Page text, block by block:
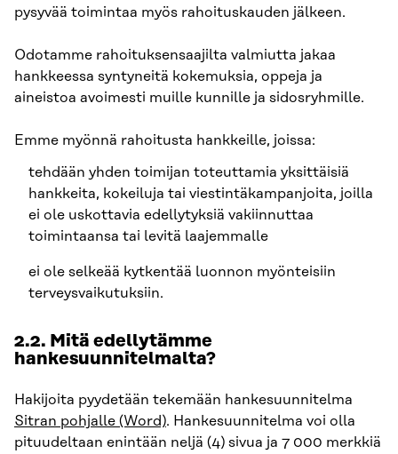
pysyvää toimintaa myös rahoituskauden jälkeen.
Odotamme rahoituksensaajilta valmiutta jakaa
hankkeessa syntyneitä kokemuksia, oppeja ja
aineistoa avoimesti muille kunnille ja sidosryhmille.
Emme myönnä rahoitusta hankkeille, joissa:
tehdään yhden toimijan toteuttamia yksittäisiä
hankkeita, kokeiluja tai viestintäkampanjoita, joilla
ei ole uskottavia edellytyksiä vakiinnuttaa
toimintaansa tai levitä laajemmalle
ei ole selkeää kytkentää luonnon myönteisiin
terveysvaikutuksiin.
2.2. Mitä edellytämme
hankesuunnitelmalta?
Hakijoita pyydetään tekemään hankesuunnitelma
Sitran pohjalle (Word). Hankesuunnitelma voi olla
pituudeltaan enintään neljä (4) sivua ja 7 000 merkkiä